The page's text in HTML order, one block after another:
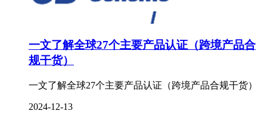
一文了解全球27个主要产品认证（跨境产品合
规干货）
一文了解全球27个主要产品认证（跨境产品合规干货）
2024-12-13